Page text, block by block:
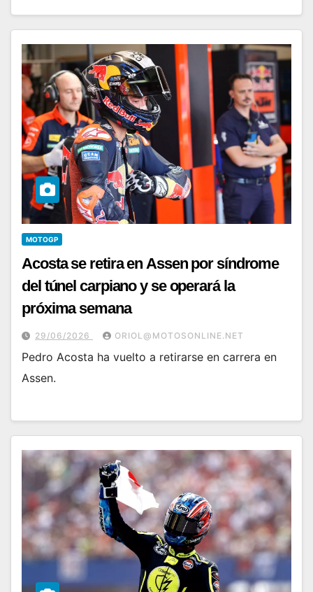
MOTOGP
Acosta se retira en Assen por síndrome
del túnel carpiano y se operará la
próxima semana
29/06/2026 ORIOL@MOTOSONLINE.NET
Pedro Acosta ha vuelto a retirarse en carrera en
Assen.